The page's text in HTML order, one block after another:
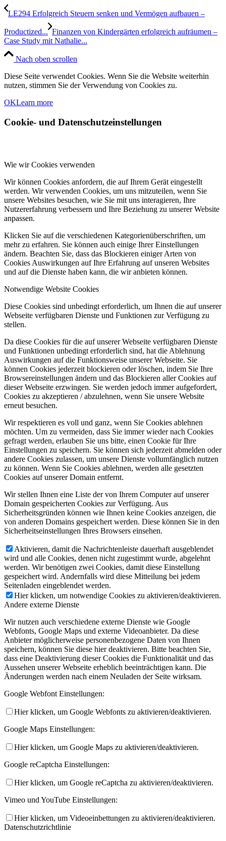
LE294 Erfolgreich Steuern senken und Vermögen aufbauen –
Productized... Finanzen von Kindergärten erfolgreich aufräumen –
Case Study mit Nathalie...
Nach oben scrollen
Diese Seite verwendet Cookies. Wenn Sie die Website weiterhin
nutzen, stimmen Sie der Verwendung von Cookies zu.
OKLearn more
Cookie- und Datenschutzeinstellungen
Wie wir Cookies verwenden
Wir können Cookies anfordern, die auf Ihrem Gerät eingestellt
werden. Wir verwenden Cookies, um uns mitzuteilen, wenn Sie
unsere Websites besuchen, wie Sie mit uns interagieren, Ihre
Nutzererfahrung verbessern und Ihre Beziehung zu unserer Website
anpassen.
Klicken Sie auf die verschiedenen Kategorienüberschriften, um
mehr zu erfahren. Sie können auch einige Ihrer Einstellungen
ändern. Beachten Sie, dass das Blockieren einiger Arten von
Cookies Auswirkungen auf Ihre Erfahrung auf unseren Websites
und auf die Dienste haben kann, die wir anbieten können.
Notwendige Website Cookies
Diese Cookies sind unbedingt erforderlich, um Ihnen die auf unserer
Webseite verfügbaren Dienste und Funktionen zur Verfügung zu
stellen.
Da diese Cookies für die auf unserer Webseite verfügbaren Dienste
und Funktionen unbedingt erforderlich sind, hat die Ablehnung
Auswirkungen auf die Funktionsweise unserer Webseite. Sie
können Cookies jederzeit blockieren oder löschen, indem Sie Ihre
Browsereinstellungen ändern und das Blockieren aller Cookies auf
dieser Webseite erzwingen. Sie werden jedoch immer aufgefordert,
Cookies zu akzeptieren / abzulehnen, wenn Sie unsere Website
erneut besuchen.
Wir respektieren es voll und ganz, wenn Sie Cookies ablehnen
möchten. Um zu vermeiden, dass Sie immer wieder nach Cookies
gefragt werden, erlauben Sie uns bitte, einen Cookie für Ihre
Einstellungen zu speichern. Sie können sich jederzeit abmelden oder
andere Cookies zulassen, um unsere Dienste vollumfänglich nutzen
zu können. Wenn Sie Cookies ablehnen, werden alle gesetzten
Cookies auf unserer Domain entfernt.
Wir stellen Ihnen eine Liste der von Ihrem Computer auf unserer
Domain gespeicherten Cookies zur Verfügung. Aus
Sicherheitsgründen können wie Ihnen keine Cookies anzeigen, die
von anderen Domains gespeichert werden. Diese können Sie in den
Sicherheitseinstellungen Ihres Browsers einsehen.
Aktivieren, damit die Nachrichtenleiste dauerhaft ausgeblendet
wird und alle Cookies, denen nicht zugestimmt wurde, abgelehnt
werden. Wir benötigen zwei Cookies, damit diese Einstellung
gespeichert wird. Andernfalls wird diese Mitteilung bei jedem
Seitenladen eingeblendet werden.
Hier klicken, um notwendige Cookies zu aktivieren/deaktivieren.
Andere externe Dienste
Wir nutzen auch verschiedene externe Dienste wie Google
Webfonts, Google Maps und externe Videoanbieter. Da diese
Anbieter möglicherweise personenbezogene Daten von Ihnen
speichern, können Sie diese hier deaktivieren. Bitte beachten Sie,
dass eine Deaktivierung dieser Cookies die Funktionalität und das
Aussehen unserer Webseite erheblich beeinträchtigen kann. Die
Änderungen werden nach einem Neuladen der Seite wirksam.
Google Webfont Einstellungen:
Hier klicken, um Google Webfonts zu aktivieren/deaktivieren.
Google Maps Einstellungen:
Hier klicken, um Google Maps zu aktivieren/deaktivieren.
Google reCaptcha Einstellungen:
Hier klicken, um Google reCaptcha zu aktivieren/deaktivieren.
Vimeo und YouTube Einstellungen:
Hier klicken, um Videoeinbettungen zu aktivieren/deaktivieren.
Datenschutzrichtlinie